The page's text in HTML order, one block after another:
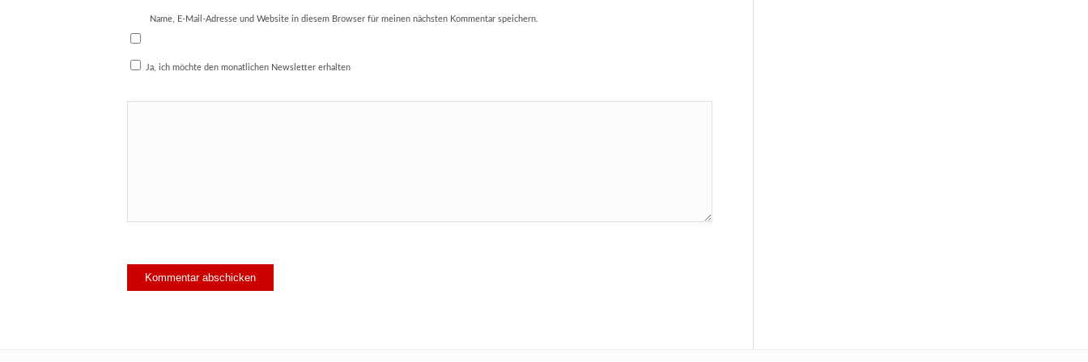
Name, E-Mail-Adresse und Website in diesem Browser für meinen nächsten Kommentar speichern.
Ja, ich möchte den monatlichen Newsletter erhalten